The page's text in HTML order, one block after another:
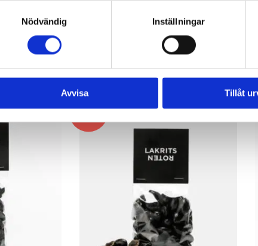
Nödvändig
Inställningar
Avvisa Tillåt
GILLAR
3